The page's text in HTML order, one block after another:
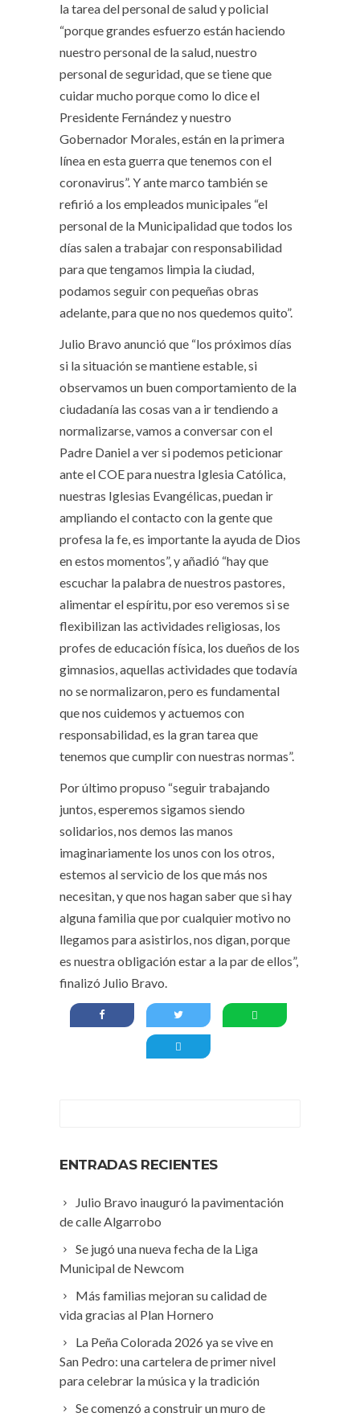
la tarea del personal de salud y policial
“porque grandes esfuerzo están haciendo
nuestro personal de la salud, nuestro
personal de seguridad, que se tiene que
cuidar mucho porque como lo dice el
Presidente Fernández y nuestro
Gobernador Morales, están en la primera
línea en esta guerra que tenemos con el
coronavirus”. Y ante marco también se
refirió a los empleados municipales “el
personal de la Municipalidad que todos los
días salen a trabajar con responsabilidad
para que tengamos limpia la ciudad,
podamos seguir con pequeñas obras
adelante, para que no nos quedemos quito”.
Julio Bravo anunció que “los próximos días
si la situación se mantiene estable, si
observamos un buen comportamiento de la
ciudadanía las cosas van a ir tendiendo a
normalizarse, vamos a conversar con el
Padre Daniel a ver si podemos peticionar
ante el COE para nuestra Iglesia Católica,
nuestras Iglesias Evangélicas, puedan ir
ampliando el contacto con la gente que
profesa la fe, es importante la ayuda de Dios
en estos momentos”, y añadió “hay que
escuchar la palabra de nuestros pastores,
alimentar el espíritu, por eso veremos si se
flexibilizan las actividades religiosas, los
profes de educación física, los dueños de los
gimnasios, aquellas actividades que todavía
no se normalizaron, pero es fundamental
que nos cuidemos y actuemos con
responsabilidad, es la gran tarea que
tenemos que cumplir con nuestras normas”.
Por último propuso “seguir trabajando
juntos, esperemos sigamos siendo
solidarios, nos demos las manos
imaginariamente los unos con los otros,
estemos al servicio de los que más nos
necesitan, y que nos hagan saber que si hay
alguna familia que por cualquier motivo no
llegamos para asistirlos, nos digan, porque
es nuestra obligación estar a la par de ellos”,
finalizó Julio Bravo.
ENTRADAS RECIENTES
Julio Bravo inauguró la pavimentación
de calle Algarrobo
Se jugó una nueva fecha de la Liga
Municipal de Newcom
Más familias mejoran su calidad de
vida gracias al Plan Hornero
La Peña Colorada 2026 ya se vive en
San Pedro: una cartelera de primer nivel
para celebrar la música y la tradición
Se comenzó a construir un muro de